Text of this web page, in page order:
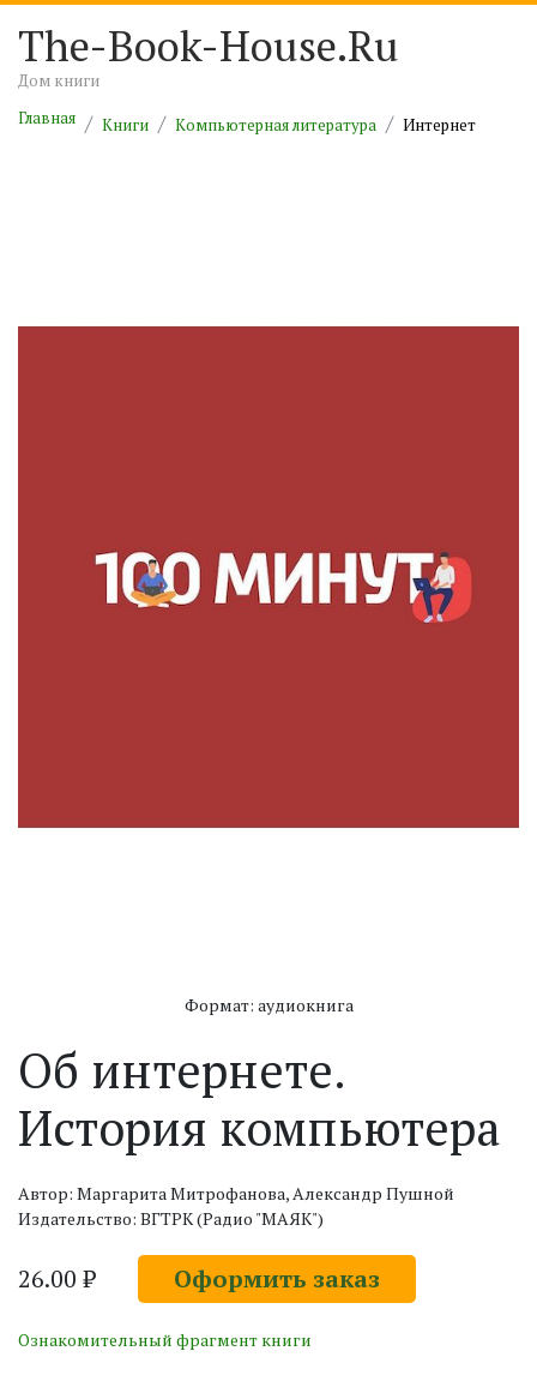
The-Book-House.Ru
Дом книги
Главная
Книги Компьютерная литература Интернет
Формат: аудиокнига
Об интернете.
История компьютера
Автор: Маргарита Митрофанова, Александр Пушной
Издательство: ВГТРК (Радио "МАЯК")
26.00 ₽ Оформить заказ
Ознакомительный фрагмент книги